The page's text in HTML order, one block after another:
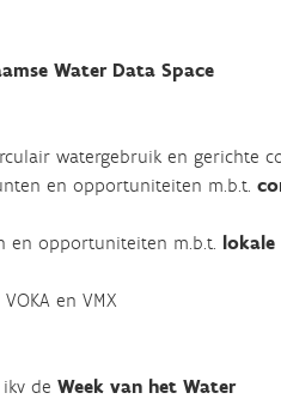
Water Data Space
watergebruik en gerichte
en opportuniteiten m.b.t.
en opportuniteiten m.b.t. lokale
en VMX
de Week van het Water